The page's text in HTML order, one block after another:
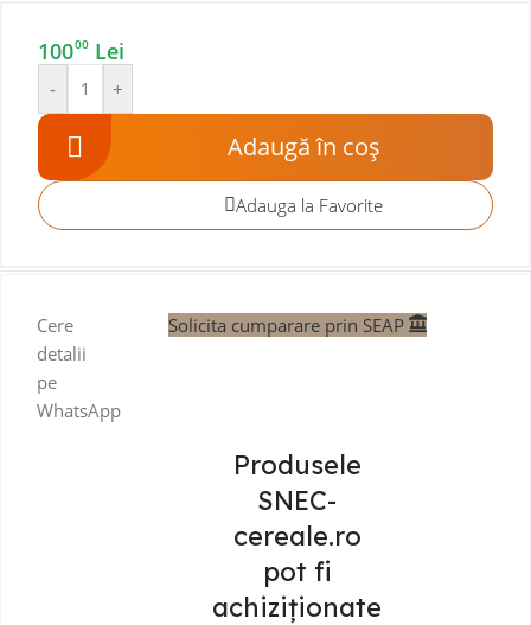
10000 Lei
- +
Adaugă în coș
Adauga la Favorite
Cere
detalii
pe
WhatsApp
Solicita cumparare prin SEAP
Produsele
SNEC-
cereale.ro
pot fi
achiziționate